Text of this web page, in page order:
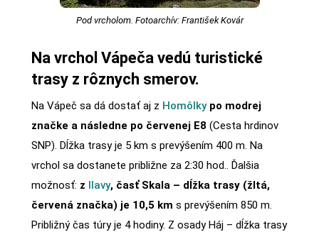
Pod vrcholom. Fotoarchív: František Kovár
Na vrchol Vápeča vedú turistické
trasy z rôznych smerov.
Na Vápeč sa dá dostať aj z Homôlky po modrej
značke a následne po červenej E8 (Cesta hrdinov
SNP). Dĺžka trasy je 5 km s prevýšením 400 m. Na
vrchol sa dostanete približne za 2:30 hod.. Ďalšia
možnosť: z Ilavy, časť Skala – dĺžka trasy (žltá,
červená značka) je 10,5 km s prevýšením 850 m.
Približný čas túry je 4 hodiny. Z osady Háj – dĺžka trasy